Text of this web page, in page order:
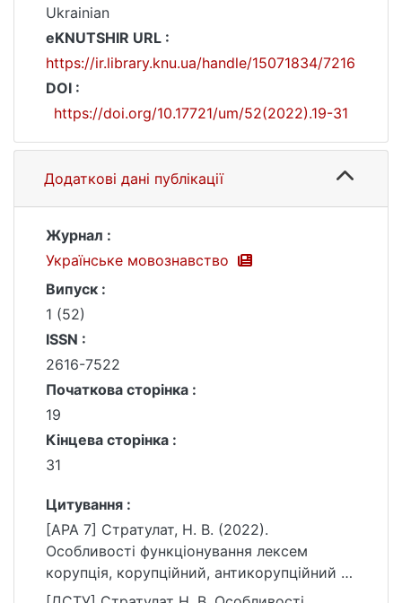
Ukrainian
eKNUTSHIR URL :
https://ir.library.knu.ua/handle/15071834/7216
DOI :
https://doi.org/10.17721/um/52(2022).19-31
Додаткові дані публікації
Журнал :
Українське мовознавство
Випуск :
1 (52)
ISSN :
2616-7522
Початкова сторінка :
19
Кінцева сторінка :
31
Цитування :
[APA 7] Стратулат, Н. В. (2022).
Особливості функціонування лексем
корупція, корупційний, антикорупційний у
сучасному українському законодавстві.